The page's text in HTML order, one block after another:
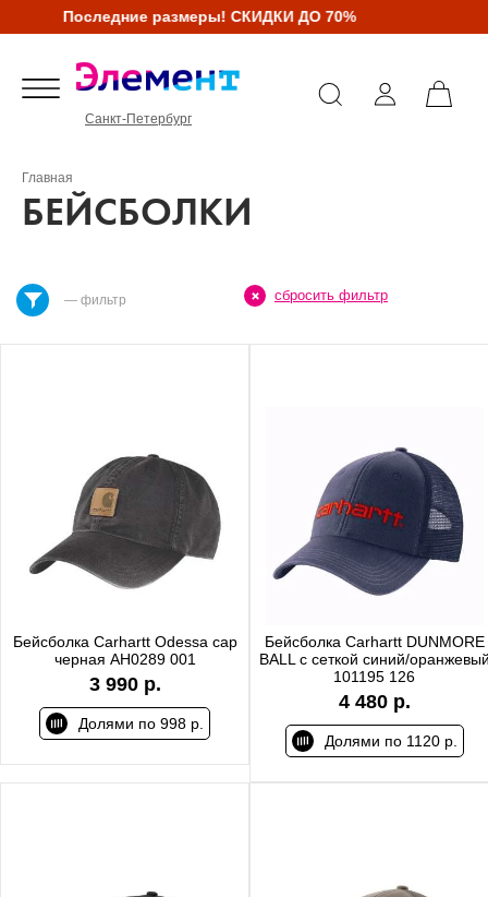
Последние размеры! СКИДКИ ДО 70%
Санкт-Петербург
Главная
БЕЙСБОЛКИ
— фильтр сбросить фильтр
Бейсболка Carhartt Odessa cap
черная AH0289 001
3 990 р.
Долями по 998 р.
Бейсболка Carhartt DUNMORE
BALL с сеткой синий/
101195 126
4 480 р.
Долями по 1120 р.